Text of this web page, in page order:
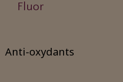
Fluor
Anti-oxydants